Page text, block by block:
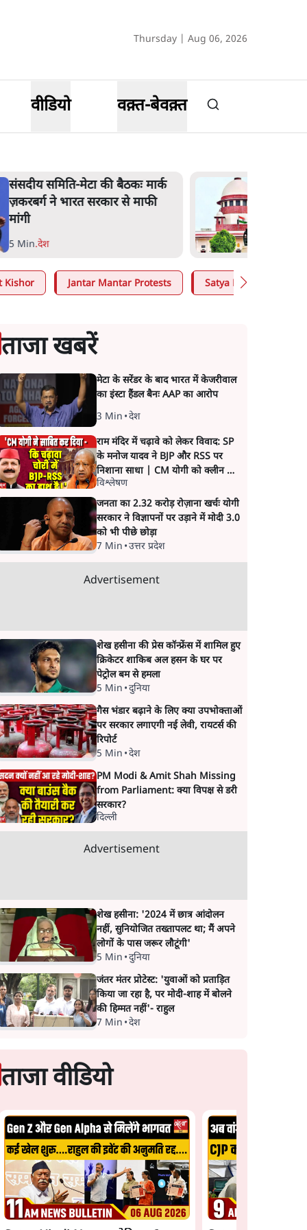
Thursday | Aug 06, 2026
वीडियो वक़्त-बेवक़्त
संसदीय समिति-मेटा की बैठकः मार्क
ज़करबर्ग ने भारत सरकार से माफी
मांगी
5 Min.देश
Kishor Jantar Mantar Protests Satya Hindi
ताजा खबरें
मेटा के सरेंडर के बाद भारत में केजरीवाल
का इंस्टा हैंडल बैनः AAP का आरोप
3 Min •देश
राम मंदिर में चढ़ावे को लेकर विवाद: SP
के मनोज यादव ने BJP और RSS पर
निशाना साधा | CM योगी को क्लीन चिट
मिली
विश्लेषण
जनता का 2.32 करोड़ रोज़ाना खर्चः योगी
सरकार ने विज्ञापनों पर उड़ाने में मोदी 3.0
को भी पीछे छोड़ा
7 Min •उत्तर प्रदेश
Advertisement
शेख हसीना की प्रेस कॉन्फ्रेंस में शामिल हुए
क्रिकेटर शाकिब अल हसन के घर पर
पेट्रोल बम से हमला
5 Min •दुनिया
गैस भंडार बढ़ाने के लिए क्या उपभोक्ताओं
पर सरकार लगाएगी नई लेवी, रायटर्स की
रिपोर्ट
5 Min •देश
PM Modi & Amit Shah Missing
from Parliament: क्या विपक्ष से डरी
सरकार?
दिल्ली
Advertisement
शेख हसीना: '2024 में छात्र आंदोलन
नहीं, सुनियोजित तख्तापलट था; मैं अपने
लोगों के पास जरूर लौटूंगी'
5 Min •दुनिया
जंतर मंतर प्रोटेस्ट: 'युवाओं को प्रताड़ित
किया जा रहा है, पर मोदी-शाह में बोलने
की हिम्मत नहीं'- राहुल
7 Min •देश
ताजा वीडियो